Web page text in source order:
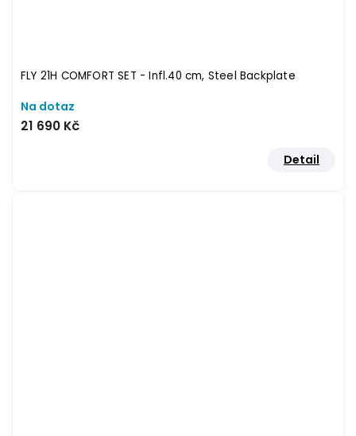
FLY 21H COMFORT SET - Infl.40 cm, Steel Backplate
Na dotaz
21 690 Kč
Detail